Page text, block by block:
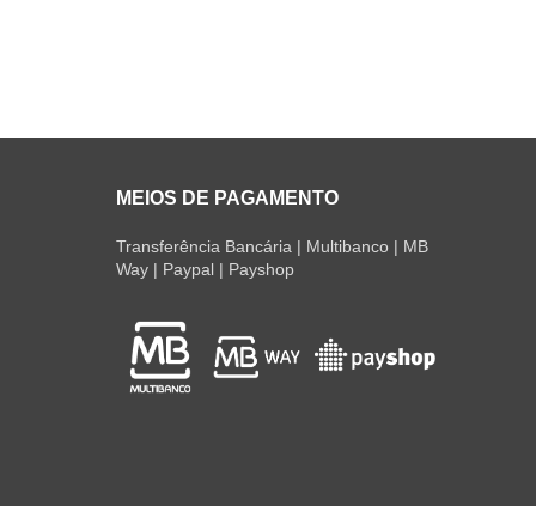
MEIOS DE PAGAMENTO
Transferência Bancária | Multibanco | MB
Way | Paypal | Payshop